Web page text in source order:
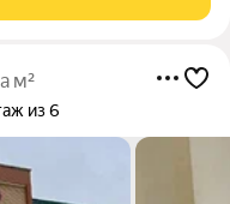
м²
из 6